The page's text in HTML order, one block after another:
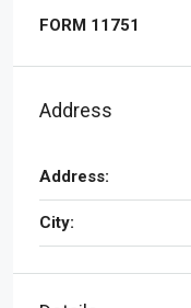
FORM 11751
Address
Address:
City: